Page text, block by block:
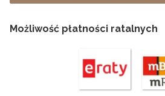
Możliwość płatności ratalnych